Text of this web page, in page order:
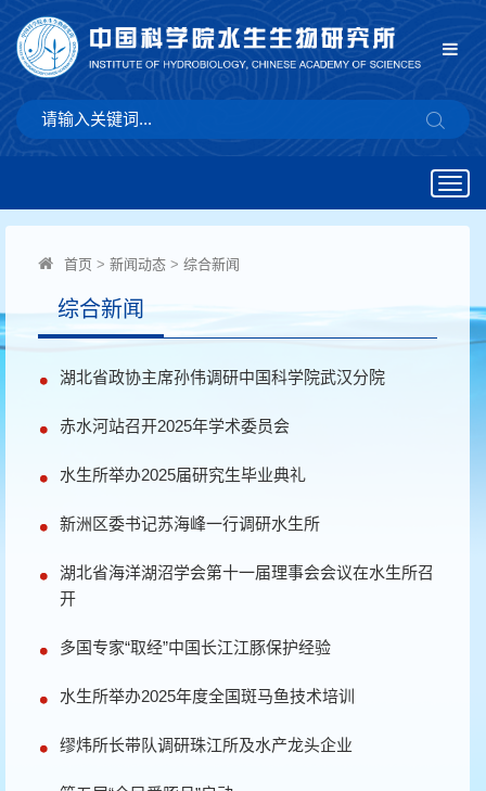
首页 > 新闻动态 > 综合新闻
综合新闻
湖北省政协主席孙伟调研中国科学院武汉分院
赤水河站召开2025年学术委员会
水生所举办2025届研究生毕业典礼
新洲区委书记苏海峰一行调研水生所
湖北省海洋湖沼学会第十一届理事会会议在水生所召
开
多国专家“取经”中国长江江豚保护经验
水生所举办2025年度全国斑马鱼技术培训
缪炜所长带队调研珠江所及水产龙头企业